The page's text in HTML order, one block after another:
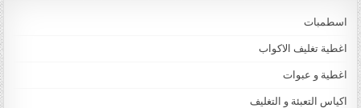
اسطمبات
اغطية تغليف الاكواب
اغطية و عبوات
اكياس التعبئة و التغليف